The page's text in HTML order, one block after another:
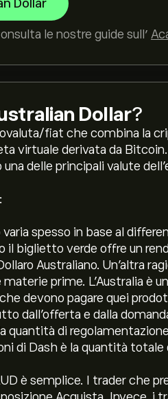
Dollar
le nostre guide sull’
Dollar?
fiat che combina la
virtuale derivata da
delle principali valute
varia spesso in base al
il biglietto verde offre un
Australiano. Un'altra
materie prime. L'Australia è
devono pagare quei
dall'offerta e dalla
quantità di
di Dash è la quantità totale
è semplice. I trader che